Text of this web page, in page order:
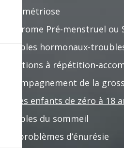
Pré-menstruel ou
hormonaux-
infections à répétition-
de la
les enfants de zéro à 18
du sommeil
problèmes d’énurésie